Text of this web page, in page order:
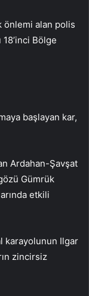
önlemi alan polis
Bölge
başlayan kar,
Ardahan-Şavşat
Gümrük
etkili
karayolunun Ilgar
zincirsiz